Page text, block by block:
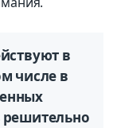
в
числе в